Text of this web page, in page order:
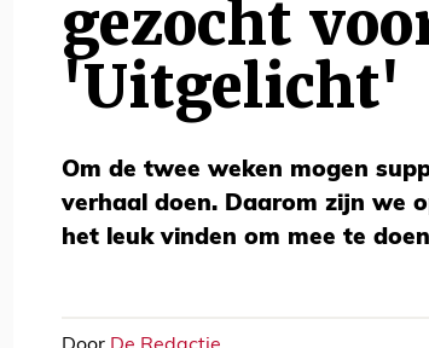
gezocht
'Uitgelicht'
Om de twee weken mogen
verhaal doen. Daarom zijn we
het leuk vinden om mee te